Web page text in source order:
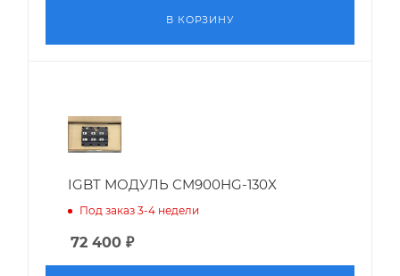
В КОРЗИНУ
IGBT МОДУЛЬ CM900HG-130X
Под заказ 3-4 недели
72 400 ₽